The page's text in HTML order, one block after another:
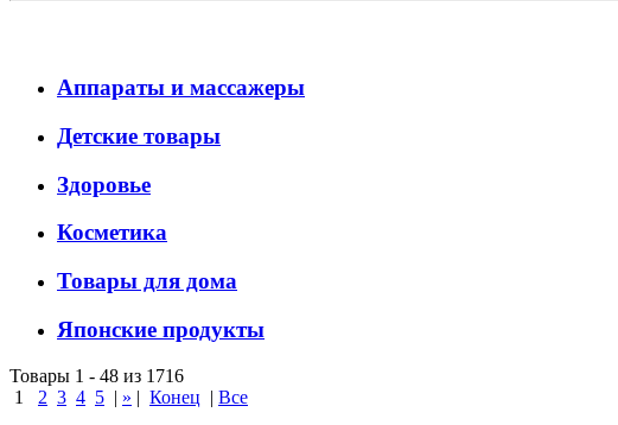
Аппараты и массажеры
Детские товары
Здоровье
Косметика
Товары для дома
Японские продукты
Товары 1 - 48 из 1716
1
2 3 4 5 | » | Конец | Все